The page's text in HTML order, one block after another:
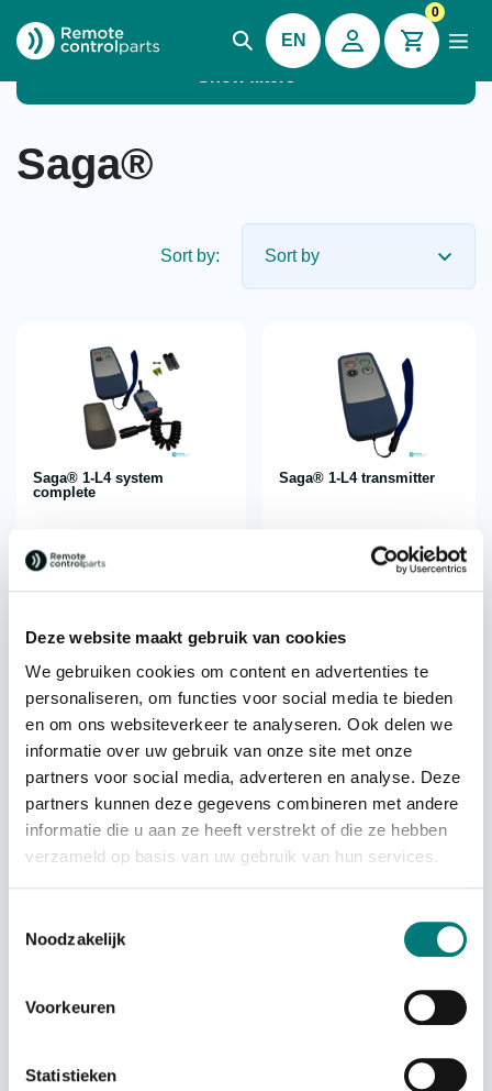
Deze website maakt gebruik van cookies
We gebruiken cookies om content en advertenties te
personaliseren, om functies voor social media te bieden
en om ons websiteverkeer te analyseren. Ook delen we
informatie over uw gebruik van onze site met onze
partners voor social media, adverteren en analyse. Deze
partners kunnen deze gegevens combineren met andere
informatie die u aan ze heeft verstrekt of die ze hebben
verzameld op basis van uw gebruik van hun services.
Noodzakelijk
Voorkeuren
Statistieken
EN
0
Saga®
Sort by:
Saga® 1-L4 system
complete
€ 688,76
excl. VAT
Saga® 1-L4 transmitter
each
Saga® protective cover
transmitter L4/6/8
excl. VAT
On back order
Saga® L40 carrying strap